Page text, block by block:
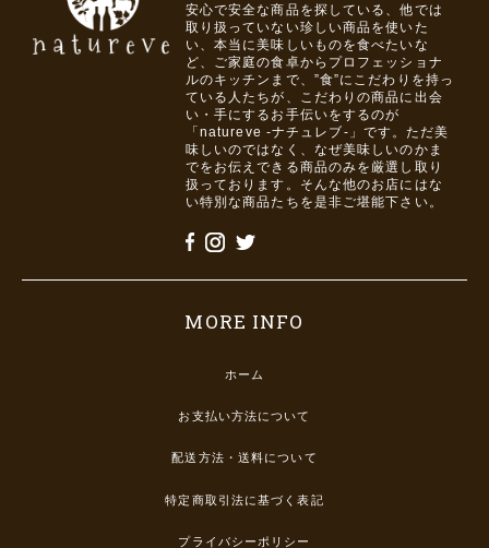
安心で安全な商品を探している、他では
取り扱っていない珍しい商品を使いた
い、本当に美味しいものを食べたいな
ど、ご家庭の食卓からプロフェッショナ
ルのキッチンまで、”食”にこだわりを持っ
ている人たちが、こだわりの商品に出会
い・手にするお手伝いをするのが
「natureve -ナチュレブ-」です。ただ美
味しいのではなく、なぜ美味しいのかま
でをお伝えできる商品のみを厳選し取り
扱っております。そんな他のお店にはな
い特別な商品たちを是非ご堪能下さい。
MORE INFO
ホーム
お支払い方法について
配送方法・送料について
特定商取引法に基づく表記
プライバシーポリシー